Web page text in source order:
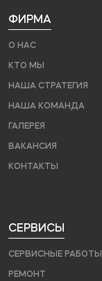
ФИРМА
О НАС
КТО МЫ
НАША СТРАТЕГИЯ
НАША КОМАНДА
ГАЛЕРЕЯ
ВАКАНСИЯ
КОНТАКТЫ
СЕРВИСЫ
СЕРВИСНЫЕ РАБОТЫ
РЕМОНТ